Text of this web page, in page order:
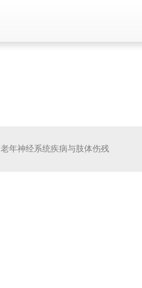
老年神经系统疾病与肢体伤残